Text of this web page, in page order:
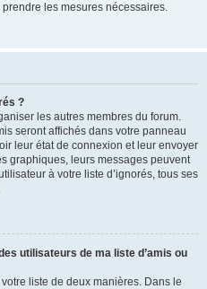
les mesures nécessaires.
?
les autres membres du forum.
seront affichés dans votre panneau
leur état de connexion et leur envoyer
graphiques, leurs messages peuvent
à votre liste d’ignorés, tous ses
utilisateurs de ma liste d’amis ou
liste de deux manières. Dans le